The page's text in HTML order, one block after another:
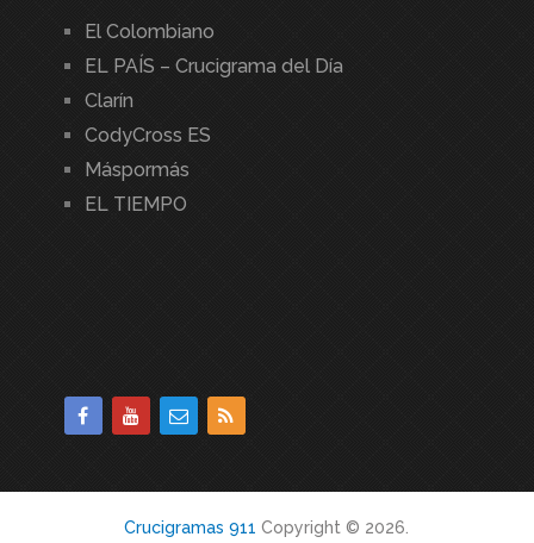
El Colombiano
EL PAÍS – Crucigrama del Día
Clarín
CodyCross ES
Máspormás
EL TIEMPO
Crucigramas 911 Copyright © 2026.